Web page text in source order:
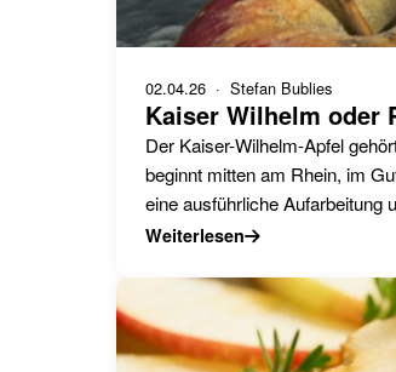
02.04.26 · Stefan Bublies
Kaiser Wilhelm oder
Der Kaiser-Wilhelm-Apfel
beginnt mitten am Rhein, im
eine ausführliche Aufarbeitung
Weiterlesen